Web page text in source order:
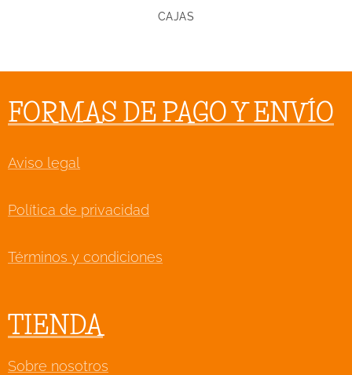
CAJAS
FORMAS DE PAGO Y ENVÍO
Aviso legal
Política de privacidad
Términos y condiciones
TIENDA
Sobre nosotros